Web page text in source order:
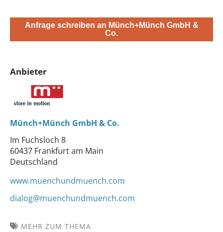
Anfrage schreiben an Münch+Münch GmbH &
Co.
Anbieter
Münch+Münch GmbH & Co.
Im Fuchsloch 8
60437 Frankfurt am Main
Deutschland
www.muenchundmuench.com
dialog@muenchundmuench.com
MEHR ZUM THEMA